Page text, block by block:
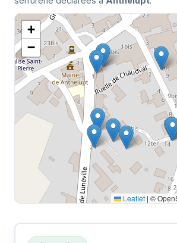
+
−
Leaflet | ©